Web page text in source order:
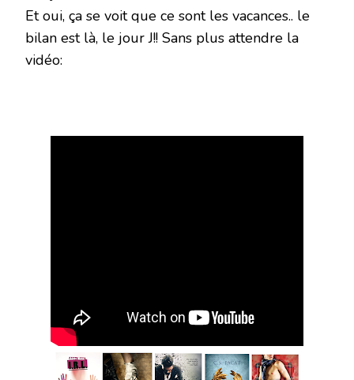
Et oui, ça se voit que ce sont les vacances.. le
bilan est là, le jour J!! Sans plus attendre la
vidéo: